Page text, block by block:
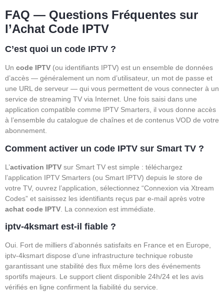
FAQ — Questions Fréquentes sur
l’Achat Code IPTV
C’est quoi un code IPTV ?
Un code IPTV (ou identifiants IPTV) est un ensemble de données
d’accès — généralement un nom d’utilisateur, un mot de passe et
une URL de serveur — qui vous permettent de vous connecter à un
service de streaming TV via Internet. Une fois saisi dans une
application compatible comme IPTV Smarters, il vous donne accès
à l’ensemble du catalogue de chaînes et de contenus VOD de votre
abonnement.
Comment activer un code IPTV sur Smart TV ?
L’activation IPTV sur Smart TV est simple : téléchargez
l’application IPTV Smarters (ou Smart IPTV) depuis le store de
votre TV, ouvrez l’application, sélectionnez “Connexion via Xtream
Codes” et saisissez les identifiants reçus par e-mail après votre
achat code IPTV . La connexion est immédiate.
iptv-4ksmart est-il fiable ?
Oui. Fort de milliers d’abonnés satisfaits en France et en Europe,
iptv-4ksmart dispose d’une infrastructure technique robuste
garantissant une stabilité des flux même lors des événements
sportifs majeurs. Le support client disponible 24h/24 et les avis
vérifiés en ligne confirment la fiabilité du service.